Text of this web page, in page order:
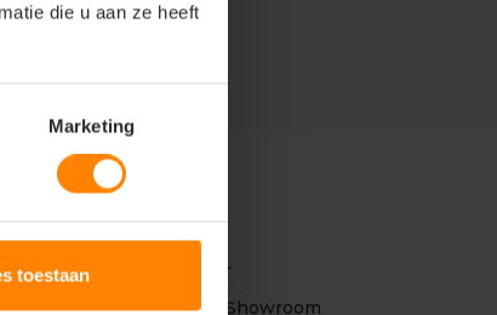
die u aan ze heeft
Marketing
toestaan
Contact
Jobo Workwear
Bezoekadres & Showroom